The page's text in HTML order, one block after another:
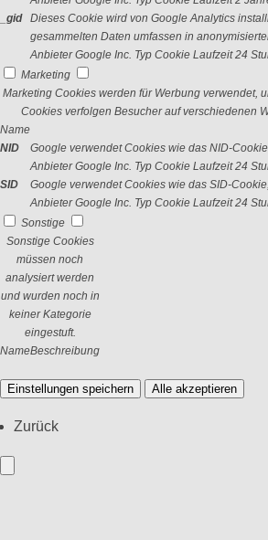
_gid
Dieses Cookie wird von Google Analytics
gesammelten Daten umfassen in
Anbieter Google Inc. Typ Cookie Laufzeit 24
Marketing
Marketing Cookies werden für Werbung verwendet,
Cookies verfolgen Besucher auf verschiedenen
Name
NID
Google verwendet Cookies wie das NID-
Anbieter Google Inc. Typ Cookie Laufzeit 24
SID
Google verwendet Cookies wie das SID-
Anbieter Google Inc. Typ Cookie Laufzeit 24
Sonstige
Sonstige Cookies
müssen noch
analysiert werden
und wurden noch in
keiner Kategorie
eingestuft.
NameBeschreibung
Einstellungen speichern Alle akzeptieren
Zurück